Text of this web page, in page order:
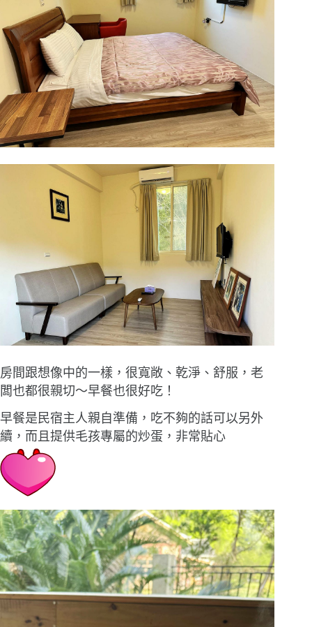
房間跟想像中的一樣，很寬敞、乾淨、舒服，老
闆也都很親切〜早餐也很好吃！
早餐是民宿主人親自準備，吃不夠的話可以另外
續，而且提供毛孩專屬的炒蛋，非常貼心